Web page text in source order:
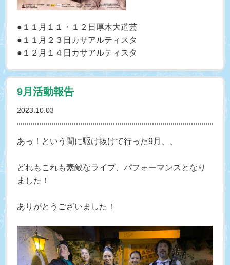
●１１月１１・１２日厚木大道芸
●１１月２３日カサアルティスタ
●１２月１４日カサアルティスタ
9月活動報告
2023.10.03
あっ！という間に駆け抜けて行った9月、、
どれもこれも素敵なライブ、パフォーマンスとなり
ました！
ありがとうございました！